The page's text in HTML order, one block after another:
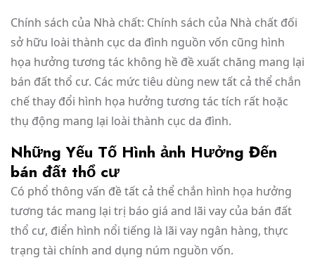
Chính sách của Nhà chất: Chính sách của Nhà chất đối
sở hữu loài thành cục da đình nguồn vốn cũng hình
họa hưởng tương tác không hề đề xuất chăng mang lại
bán đất thổ cư. Các mức tiêu dùng new tất cả thể chắn
chế thay đổi hình họa hưởng tương tác tích rất hoặc
thụ động mang lại loài thành cục da đình.
Những Yếu Tố Hình ảnh Hưởng Đến
bán đất thổ cư
Có phổ thông vấn đề tất cả thể chắn hình họa hưởng
tương tác mang lại trị báo giá and lãi vay của bán đất
thổ cư, điển hình nổi tiếng là lãi vay ngân hàng, thực
trạng tài chính and dụng núm nguồn vốn.